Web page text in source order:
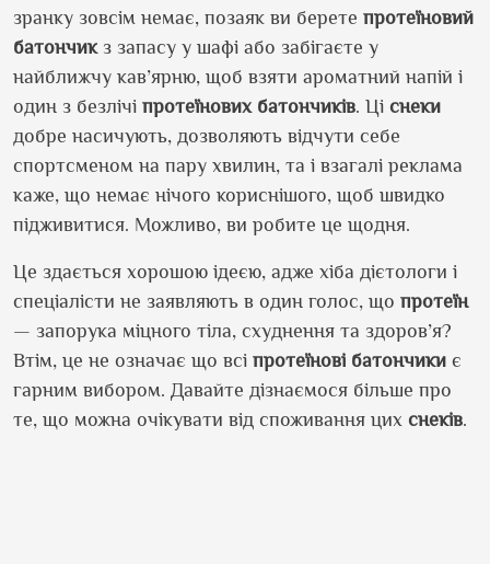
зранку зовсім немає, позаяк ви берете протеїновий
батончикз запасу у шафі або забігаєте у
найближчу кав’ярню, щоб взяти ароматний напій і
один з безлічі протеїнових батончиків. Ці снеки
добре насичують, дозволяють відчути себе
спортсменом на пару хвилин, та і взагалі реклама
каже, що немає нічого кориснішого, щоб швидко
підживитися. Можливо, ви робите це щодня.
Це здається хорошою ідеєю, адже хіба дієтологи і
спеціалісти не заявляють в один голос, що протеїн
— запорука міцного тіла, схуднення та здоров’я?
Втім, це не означає що всі протеїнові батончики є
гарним вибором. Давайте дізнаємося більше про
те, що можна очікувати від споживання цих снеків.